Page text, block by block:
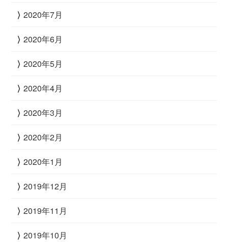
2020年7月
2020年6月
2020年5月
2020年4月
2020年3月
2020年2月
2020年1月
2019年12月
2019年11月
2019年10月